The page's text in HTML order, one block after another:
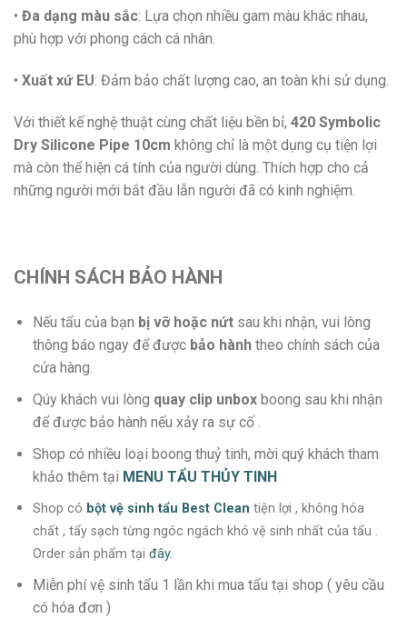
• Đa dạng màu sắc: Lựa chọn nhiều gam màu khác nhau,
phù hợp với phong cách cá nhân.
• Xuất xứ EU: Đảm bảo chất lượng cao, an toàn khi sử dụng.
Với thiết kế nghệ thuật cùng chất liệu bền bỉ, 420 Symbolic
Dry Silicone Pipe 10cm không chỉ là một dụng cụ tiện lợi
mà còn thể hiện cá tính của người dùng. Thích hợp cho cả
những người mới bắt đầu lẫn người đã có kinh nghiệm.
CHÍNH SÁCH BẢO HÀNH
Nếu tẩu của bạn bị vỡ hoặc nứtsau khi nhận, vui lòng
thông báo ngay để được bảo hànhtheo chính sách của
cửa hàng.
Qúy khách vui lòng quay clip unboxboong sau khi nhận
để được bảo hành nếu xảy ra sự cố .
Shop có nhiều loại boong thuỷ tinh, mời quý khách tham
khảo thêm tại MENU TẨU THỦY TINH
Shop có bột vệ sinh tẩu Best Clean tiện lợi , không hóa
chất , tẩy sạch từng ngóc ngách khó vệ sinh nhất của tẩu .
Order sản phẩm tại đây.
Miễn phí vệ sinh tẩu 1 lần khi mua tẩu tại shop ( yêu cầu
có hóa đơn )